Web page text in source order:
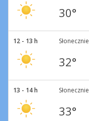
30°
12 - 13 h Słonecznie
32°
13 - 14 h Słonecznie
33°